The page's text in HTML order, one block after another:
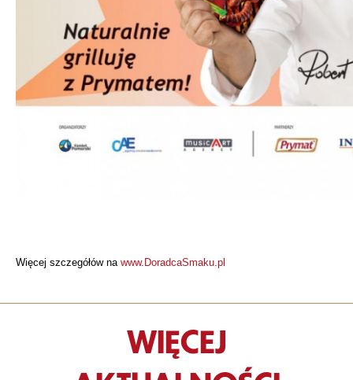
Więcej szczegółów na www.DoradcaSmaku.pl
WIĘCEJ